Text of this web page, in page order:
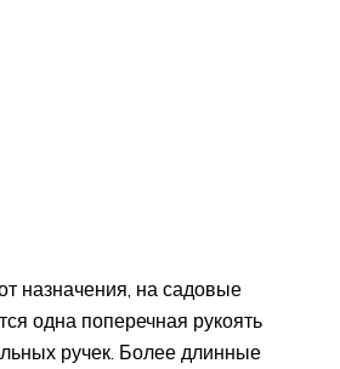
назначения, на садовые
одна поперечная рукоять
ручек. Более длинные